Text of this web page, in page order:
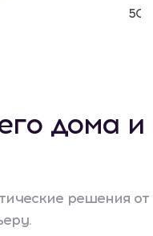
500
дома и
решения от